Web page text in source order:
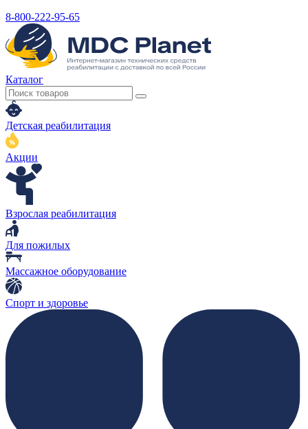
8-800-222-95-65
Каталог
Детская реабилитация
Акции
Взрослая реабилитация
Для пожилых
Массажное оборудование
Спорт и здоровье